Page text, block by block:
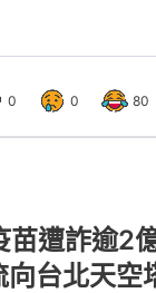
0 0 80
苗遭詐逾2
台北天空